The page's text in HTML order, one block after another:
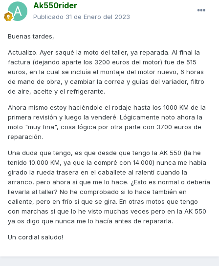
Ak550rider
Publicado 31 de Enero del 2023
Buenas tardes,
Actualizo. Ayer saqué la moto del taller, ya reparada. Al final la
factura (dejando aparte los 3200 euros del motor) fue de 515
euros, en la cual se incluía el montaje del motor nuevo, 6 horas
de mano de obra, y cambiar la correa y guías del variador, filtro
de aire, aceite y el refrigerante.
Ahora mismo estoy haciéndole el rodaje hasta los 1000 KM de la
primera revisión y luego la venderé. Lógicamente noto ahora la
moto "muy fina", cosa lógica por otra parte con 3700 euros de
reparación.
Una duda que tengo, es que desde que tengo la AK 550 (la he
tenido 10.000 KM, ya que la compré con 14.000) nunca me había
girado la rueda trasera en el caballete al ralentí cuando la
arranco, pero ahora sí que me lo hace. ¿Esto es normal o debería
llevarla al taller? No he comprobado si lo hace también en
caliente, pero en frío si que se gira. En otras motos que tengo
con marchas si que lo he visto muchas veces pero en la AK 550
ya os digo que nunca me lo hacía antes de repararla.
Un cordial saludo!